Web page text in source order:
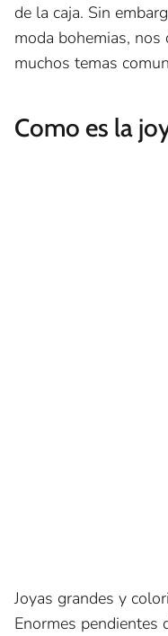
de la caja. Sin
moda bohemias, nos
muchos temas
Como es la
Joyas grandes y
Enormes pendientes